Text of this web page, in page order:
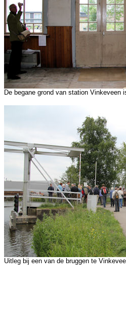
De begane grond van station Vinkeveen
Uitleg bij een van de bruggen te